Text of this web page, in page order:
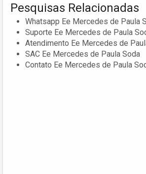
Pesquisas Relacionadas
Whatsapp Ee Mercedes de Paula
Suporte Ee Mercedes de Paula
Atendimento Ee Mercedes de
SAC Ee Mercedes de Paula Soda
Contato Ee Mercedes de Paula